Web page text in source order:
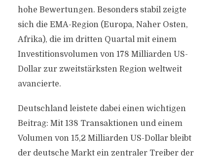
hohe Bewertungen. Besonders stabil zeigte
sich die EMA-Region (Europa, Naher Osten,
Afrika), die im dritten Quartal mit einem
Investitionsvolumen von 178 Milliarden US-
Dollar zur zweitstärksten Region weltweit
avancierte.
Deutschland leistete dabei einen wichtigen
Beitrag: Mit 138 Transaktionen und einem
Volumen von 15,2 Milliarden US-Dollar bleibt
der deutsche Markt ein zentraler Treiber der